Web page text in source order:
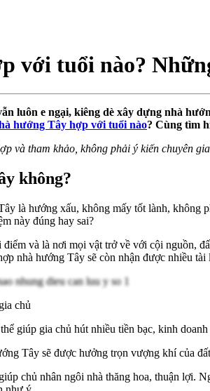
với tuổi nào?
luôn e ngại, kiêng dè xây dựng nhà
hướng Tây hợp với tuổi nào? Cùng tìm
và tham khảo, không phải ý kiến chuyên
không?
là hướng xấu, không mấy tốt lành,
này đúng hay sai?
và là nơi mọi vật trở về với cội nguồn,
nhà hướng Tây sẽ còn nhận được nhiều
chủ
giúp gia chủ hút nhiều tiền bạc, kinh
Tây sẽ được hưởng trọn vượng khí của
chủ nhân ngôi nhà thăng hoa, thuận lợi.